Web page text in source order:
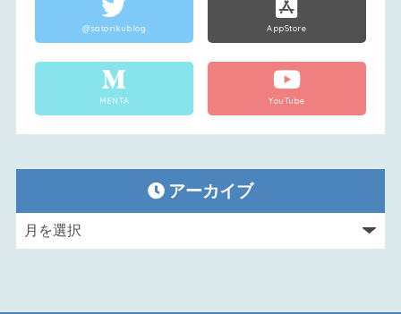
@satorikublog AppStore
MENTA YouTube
アーカイブ